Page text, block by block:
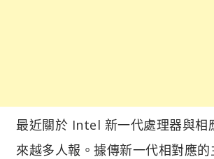
最近關於 Intel 新一代處理器與相
來越多人報。據傳新一代相對應